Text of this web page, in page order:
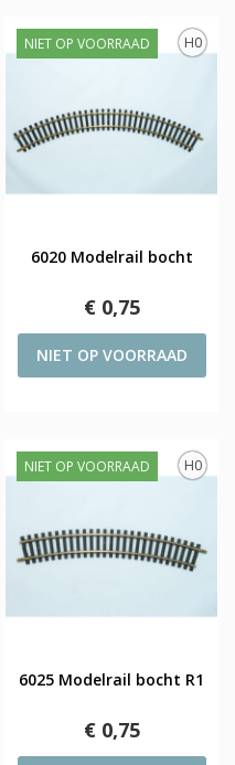
H0
NIET OP VOORRAAD
6020 Modelrail bocht
€ 0,75
NIET OP VOORRAAD
H0
NIET OP VOORRAAD
6025 Modelrail bocht R1
€ 0,75